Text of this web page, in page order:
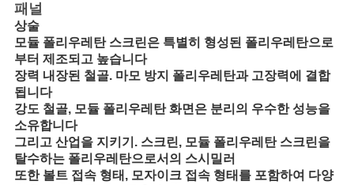
사
건
사
이
트
패널
상술
모듈 폴리우레탄 스크린은 특별히 형성된 폴리우레탄으로
부터 제조되고 높습니다
장력 내장된 철골. 마모 방지 폴리우레탄과 고장력에 결합
됩니다
강도 철골, 모듈 폴리우레탄 화면은 분리의 우수한 성능을
소유합니다
그리고 산업을 지키기. 스크린, 모듈 폴리우레탄 스크린을
탈수하는 폴리우레탄으로서의 스시밀러
또한 볼트 접속 형태, 모자이크 접속 형태를 포함하여 다양